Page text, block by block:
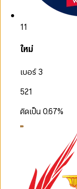
11
ใหม่
เบอร์ 3
521
คิดเป็น0.67%